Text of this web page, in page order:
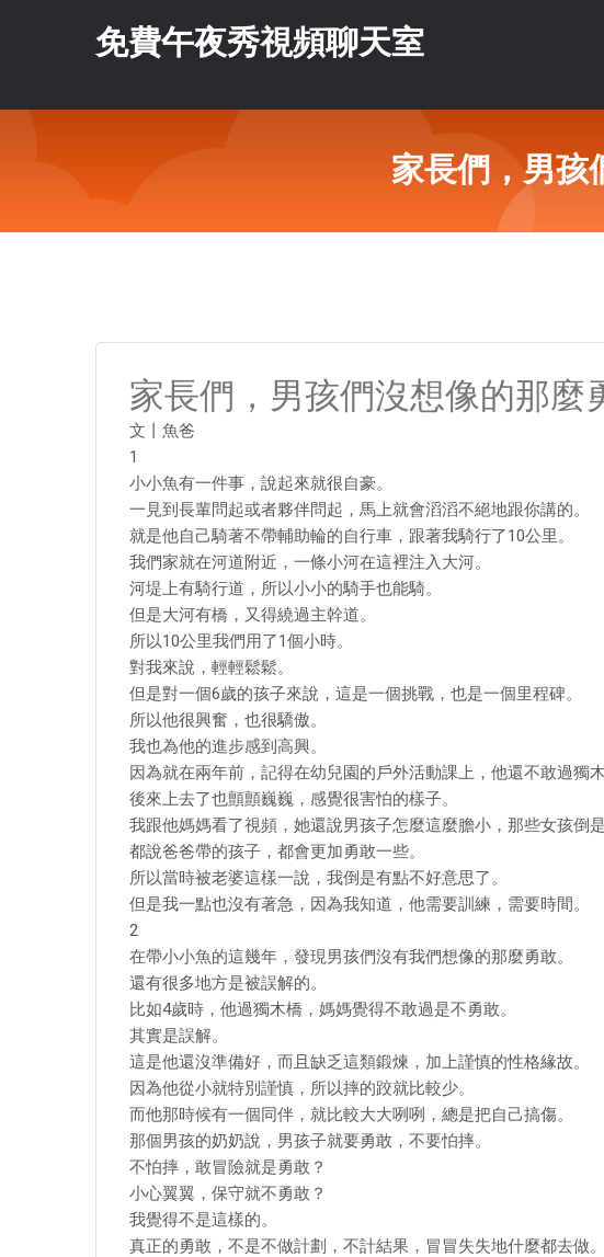
免費午夜秀視頻聊天室
家長們，男孩
家長們，男孩們沒想像的那麼
文丨魚爸
1
小小魚有一件事，說起來就很自豪。
一見到長輩問起或者夥伴問起，馬上就會滔滔不絕地跟你講的。
就是他自己騎著不帶輔助輪的自行車，跟著我騎行了10公里。
我們家就在河道附近，一條小河在這裡注入大河。
河堤上有騎行道，所以小小的騎手也能騎。
但是大河有橋，又得繞過主幹道。
所以10公里我們用了1個小時。
對我來說，輕輕鬆鬆。
但是對一個6歲的孩子來說，這是一個挑戰，也是一個里程碑。
所以他很興奮，也很驕傲。
我也為他的進步感到高興。
因為就在兩年前，記得在幼兒園的戶外活動課上，他還不敢過獨木
後來上去了也顫顫巍巍，感覺很害怕的樣子。
我跟他媽媽看了視頻，她還說男孩子怎麼這麼膽小，那些女孩倒是
都說爸爸帶的孩子，都會更加勇敢一些。
所以當時被老婆這樣一說，我倒是有點不好意思了。
但是我一點也沒有著急，因為我知道，他需要訓練，需要時間。
2
在帶小小魚的這幾年，發現男孩們沒有我們想像的那麼勇敢。
還有很多地方是被誤解的。
比如4歲時，他過獨木橋，媽媽覺得不敢過是不勇敢。
其實是誤解。
這是他還沒準備好，而且缺乏這類鍛煉，加上謹慎的性格緣故。
因為他從小就特別謹慎，所以摔的跤就比較少。
而他那時候有一個同伴，就比較大大咧咧，總是把自己搞傷。
那個男孩的奶奶說，男孩子就要勇敢，不要怕摔。
不怕摔，敢冒險就是勇敢？
小心翼翼，保守就不勇敢？
我覺得不是這樣的。
真正的勇敢，不是不做計劃，不計結果，冒冒失失地什麼都去做。